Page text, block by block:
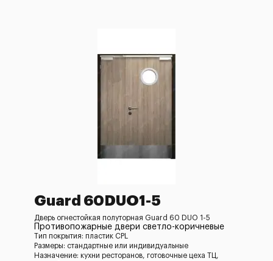
Guard 60DUO1-5
Дверь огнестойкая полуторная Guard 60 DUO 1-5
Противопожарные двери светло-коричневые
Тип покрытия: пластик CPL
Размеры: стандартные или индивидуальные
Назначение: кухни ресторанов, готовочные цеха ТЦ,